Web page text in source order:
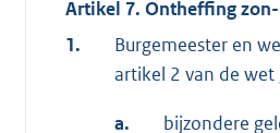
Artikel 7. Ontheffing
1.
Burgemeester en
artikel 2 van de
a. bijzondere